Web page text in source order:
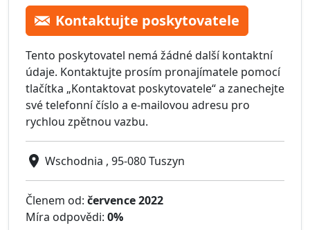
Kontaktujte poskytovatele
Tento poskytovatel nemá žádné další kontaktní
údaje. Kontaktujte prosím pronajímatele pomocí
tlačítka „Kontaktovat poskytovatele“ a zanechejte
své telefonní číslo a e-mailovou adresu pro
rychlou zpětnou vazbu.
Wschodnia , 95-080 Tuszyn
Členem od: července 2022
Míra odpovědi: 0%